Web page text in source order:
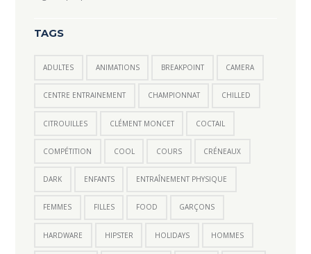
TAGS
ADULTES ANIMATIONS BREAKPOINT CAMERA
CENTRE ENTRAINEMENT CHAMPIONNAT CHILLED
CITROUILLES CLÉMENT MONCET COCTAIL
COMPÉTITION COOL COURS CRÉNEAUX
DARK ENFANTS ENTRAÎNEMENT PHYSIQUE
FEMMES FILLES FOOD GARÇONS
HARDWARE HIPSTER HOLIDAYS HOMMES